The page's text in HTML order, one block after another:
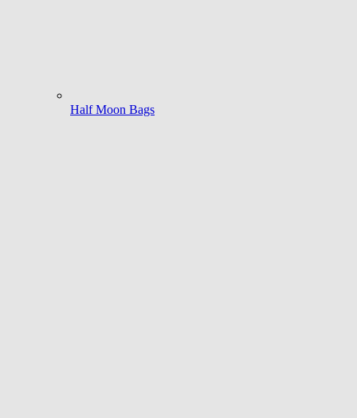
Half Moon Bags